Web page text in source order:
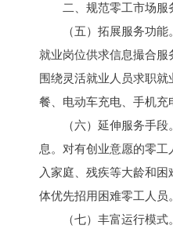
二、规范零工市场服
（五）拓展服务功
就业岗位供求信息撮合
围绕灵活就业人员求职
餐、电动车充电、手机充
（六）延伸服务手
息。对有创业意愿的零
入家庭、残疾等大龄和
体优先招用困难零工人员。
（七）丰富运行模